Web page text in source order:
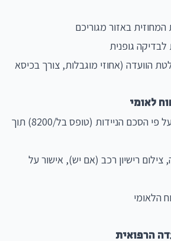
באזור מגוריכם
לבדיקה גופנית
הוועדה (אחוזי מוגבלות, צורך בכיסא
הגישו תביעה להטבות על פי הסכם הניידות (טופס בל/8200) תוך
צילום רישיון רכב (אם יש), אישור על
הלאומי
הרפואית